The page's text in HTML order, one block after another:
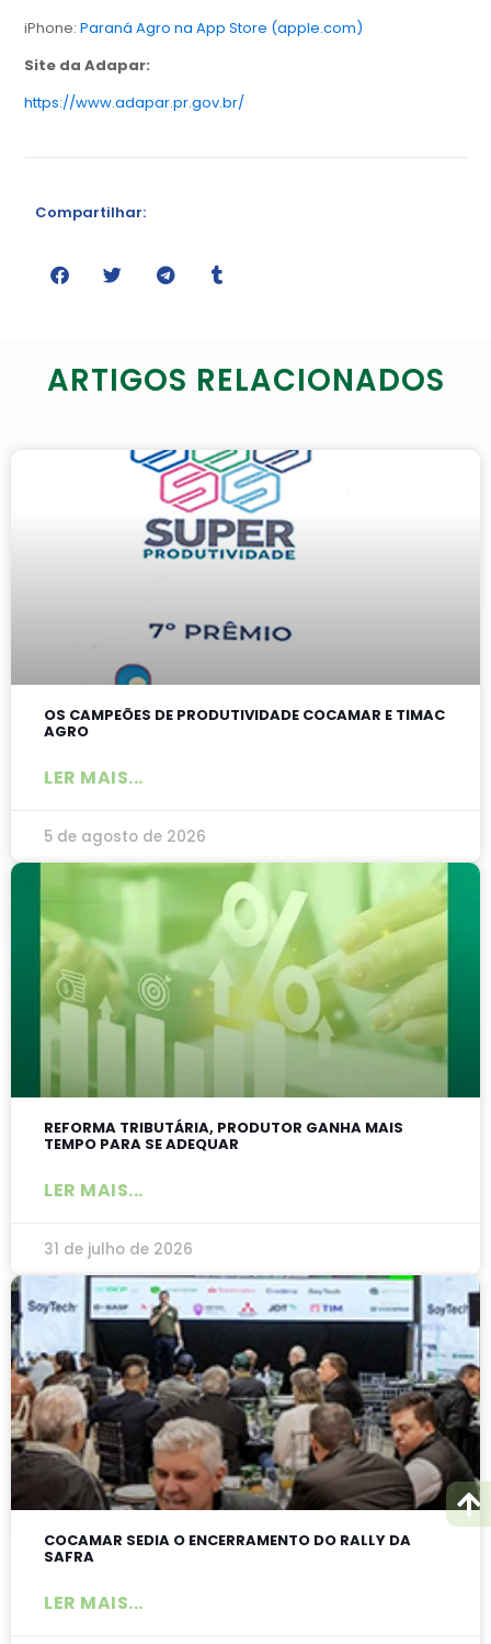
iPhone:Paraná Agro na App Store (apple.com)
Site da Adapar:
https://www.adapar.pr.gov.br/
Compartilhar:
ARTIGOS RELACIONADOS
OS CAMPEÕES DE PRODUTIVIDADE COCAMAR E TIMAC
AGRO
LER MAIS...
5 de agosto de 2026
REFORMA TRIBUTÁRIA, PRODUTOR GANHA MAIS
TEMPO PARA SE ADEQUAR
LER MAIS...
31 de julho de 2026
COCAMAR SEDIA O ENCERRAMENTO DO RALLY DA
SAFRA
LER MAIS...